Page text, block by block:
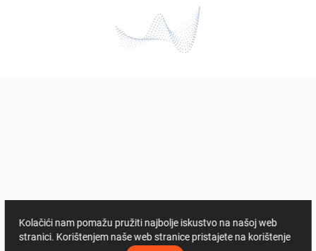
Kolačići nam pomažu pružiti najbolje iskustvo na našoj web
stranici. Korištenjem naše web stranice pristajete na korištenje